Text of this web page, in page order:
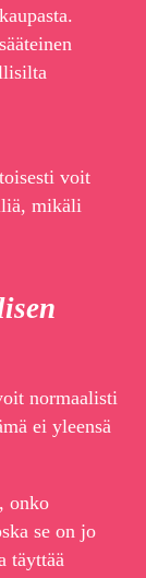
voit
mikäli
normaalisti
ei yleensä
onko
se on jo
täyttää